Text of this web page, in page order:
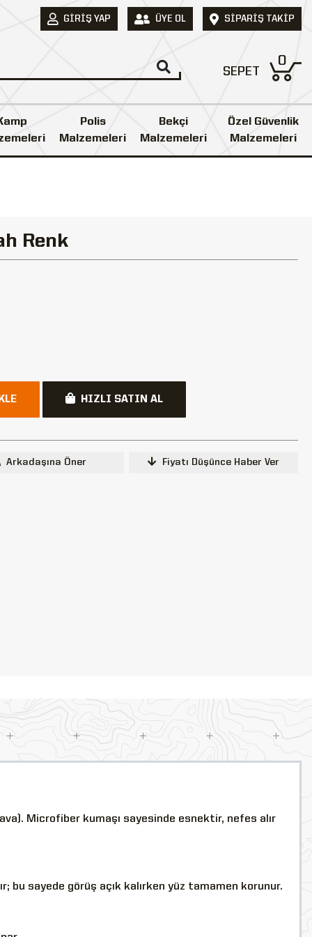
GIRIŞ YAP ÜYE OL SIPARIŞ TAKIP
SEPET
0
Polis
Malzemeleri
Bekçi
Malzemeleri
Özel Güvenlik
Malzemeleri
Renk
HIZLI SATIN AL
Arkadaşına Öner Fiyatı Düşünce Haber Ver
Microfiber kumaşı sayesinde esnektir, nefes alır
bu sayede görüş açık kalırken yüz tamamen korunur.